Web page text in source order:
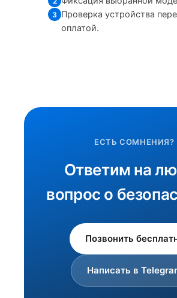
3 Проверка устройства
оплатой.
ЕСТЬ СОМНЕНИЯ?
Ответим на
вопрос о
Позвонить
Написать в